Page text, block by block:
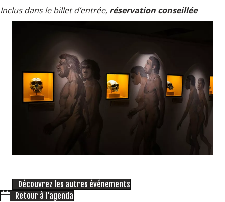
Inclus dans le billet d’entrée, réservation conseillée
Découvrez les autres événements
Retour à l'agenda